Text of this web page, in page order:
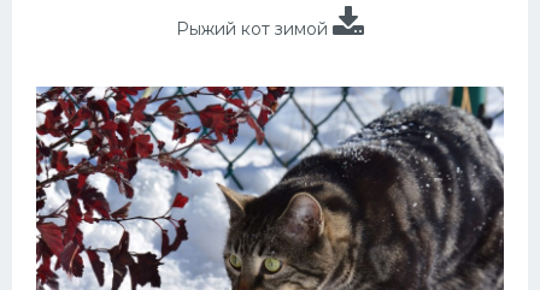
Рыжий кот зимой